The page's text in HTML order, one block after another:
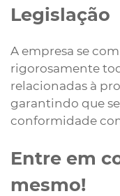
Legislação
A empresa se
rigorosamente
relacionadas à
garantindo que
conformidade
Entre em
mesmo!